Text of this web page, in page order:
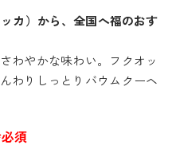
ッカ）から、全国へ福のおす
わやかな味わい。フクオッ
わりしっとりバウムクーヘ
須